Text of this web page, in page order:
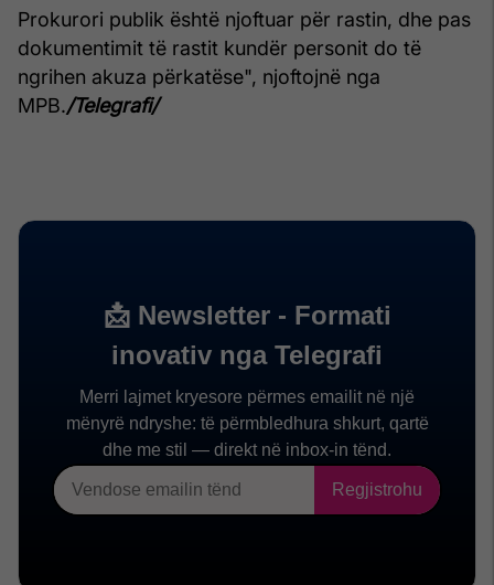
Prokurori publik është njoftuar për rastin, dhe pas
dokumentimit të rastit kundër personit do të
ngrihen akuza përkatëse", njoftojnë nga
MPB./Telegrafi/